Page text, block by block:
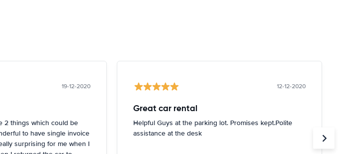
19-12-2020
2 things which could be
to have single invoice
surprising for me when I
12-12-2020
Great car rental
Helpful Guys at the parking lot. Promises kept.Polite
assistance at the desk